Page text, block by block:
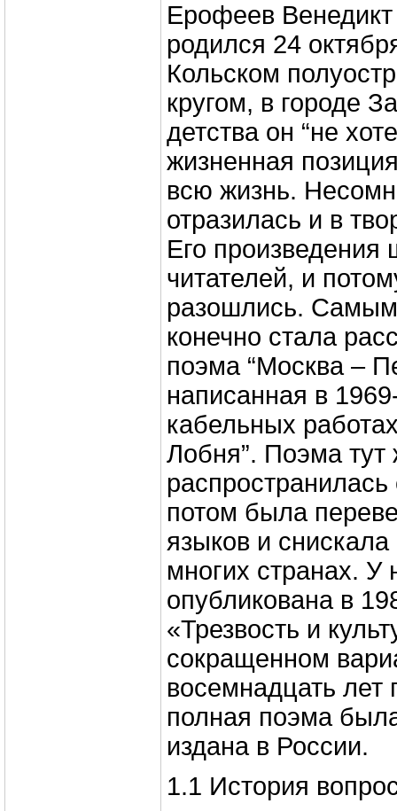
Ерофеев
родился 24
Кольском
кругом, в городе
детства он “не
жизненная
всю жизнь.
отразилась и в
Его произведения
читателей, и
разошлись.
конечно стала
поэма “Москва –
написанная в
кабельных
Лобня”. Поэма тут
потом была
языков и
многих странах.
опубликована в
«Трезвость и
сокращенном
восемнадцать лет
полная поэма
издана в России.
1.1 История